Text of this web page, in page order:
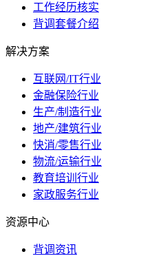
工作经历核实
背调套餐介绍
解决方案
互联网/IT行业
金融保险行业
生产/制造行业
地产/建筑行业
快消/零售行业
物流/运输行业
教育培训行业
家政服务行业
资源中心
背调资讯